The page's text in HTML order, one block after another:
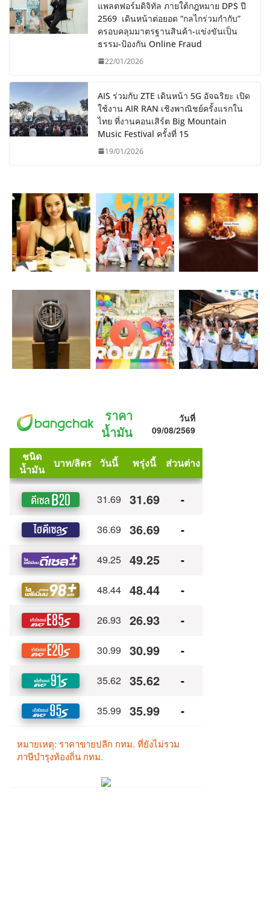
แพลตฟอร์มดิจิทัล ภายใต้กฎหมาย DPS ปี
2569 เดินหน้าต่อยอด “กลไกร่วมกำกับ”
ครอบคลุมมาตรฐานสินค้า-แข่งขันเป็น
ธรรม-ป้องกัน Online Fraud
22/01/2026
AIS ร่วมกับ ZTE เดินหน้า 5G อัจฉริยะ เปิด
ใช้งาน AIR RAN เชิงพาณิชย์ครั้งแรกใน
ไทย ที่งานคอนเสิร์ต Big Mountain
Music Festival ครั้งที่ 15
19/01/2026